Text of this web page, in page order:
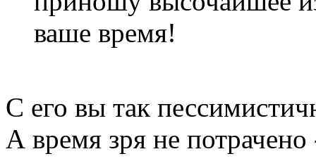
ваше время!
С его вы так
А время зря не потрачено